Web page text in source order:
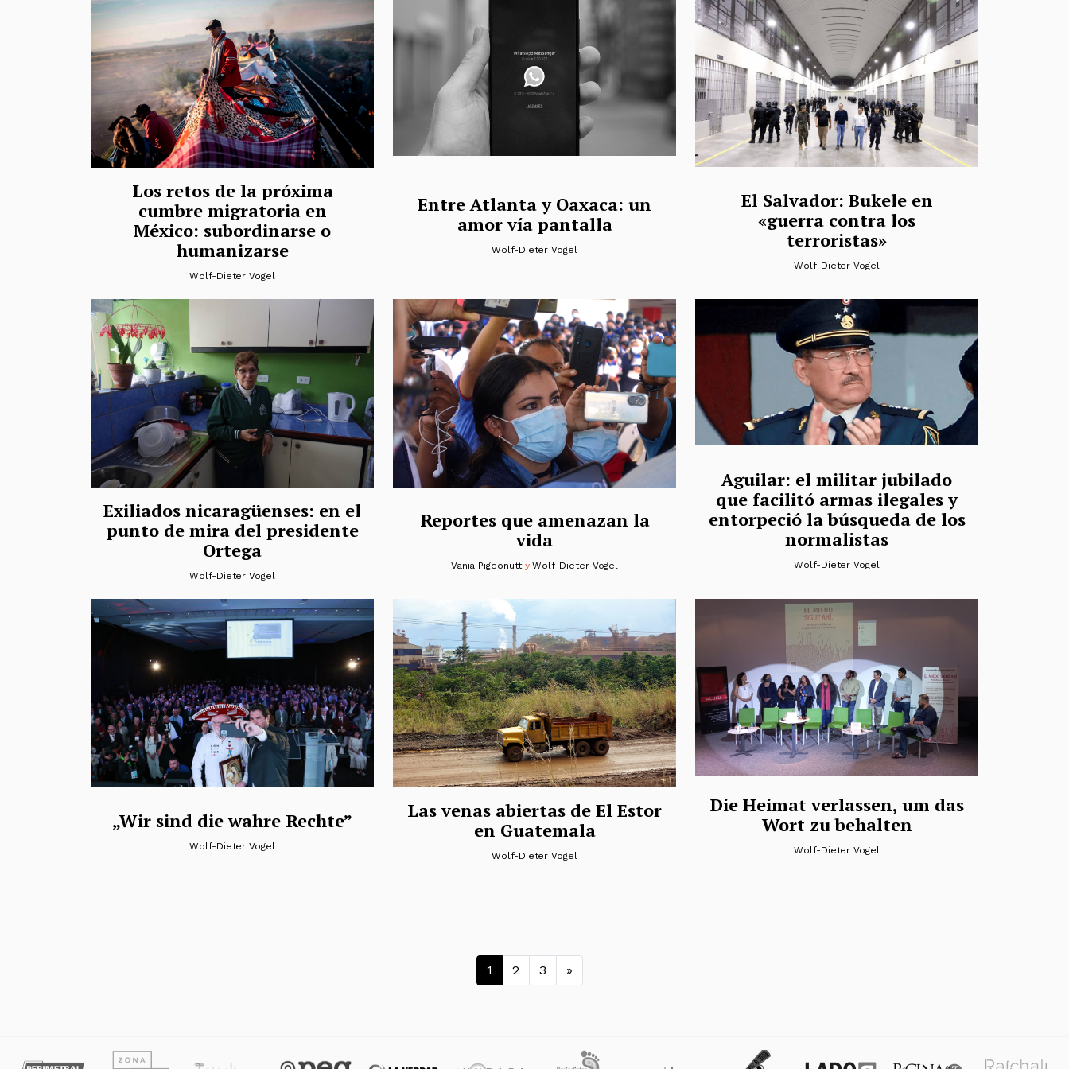
Los retos de la próxima
cumbre migratoria en
México: subordinarse o
humanizarse
Wolf-Dieter Vogel
Entre Atlanta y Oaxaca: un
amor vía pantalla
Wolf-Dieter Vogel
El Salvador: Bukele en
«guerra contra los
terroristas»
Wolf-Dieter Vogel
Exiliados nicaragüenses: en el
punto de mira del presidente
Ortega
Wolf-Dieter Vogel
Reportes que amenazan la
vida
Vania PigeonuttyWolf-Dieter Vogel
Aguilar: el militar jubilado
que facilitó armas ilegales y
entorpeció la búsqueda de los
normalistas
Wolf-Dieter Vogel
„Wir sind die wahre Rechte”
Wolf-Dieter Vogel
Las venas abiertas de El Estor
en Guatemala
Wolf-Dieter Vogel
Die Heimat verlassen, um das
Wort zu behalten
Wolf-Dieter Vogel
Navegación de entradas
1 2 3 »